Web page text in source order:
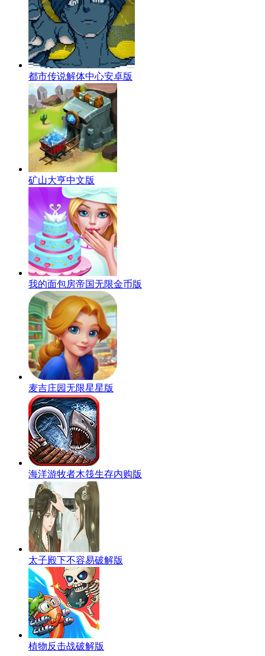
都市传说解体中心安卓版
矿山大亨中文版
我的面包房帝国无限金币版
麦吉庄园无限星星版
海洋游牧者木筏生存内购版
太子殿下不容易破解版
植物反击战破解版